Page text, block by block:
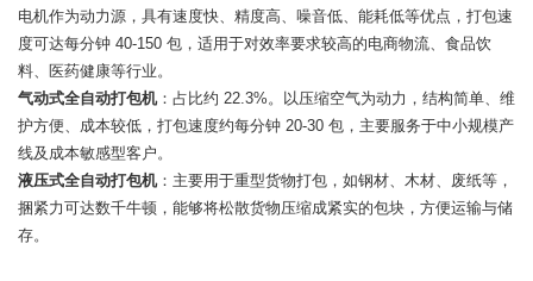
电机作为动力源，具有速度快、精度高、噪音低、能耗低等优点，打包速
度可达每分钟 40-150 包，适用于对效率要求较高的电商物流、食品饮
料、医药健康等行业。
气动式全自动打包机：占比约 22.3%。以压缩空气为动力，结构简单、维
护方便、成本较低，打包速度约每分钟 20-30 包，主要服务于中小规模产
线及成本敏感型客户。
液压式全自动打包机：主要用于重型货物打包，如钢材、木材、废纸等，
捆紧力可达数千牛顿，能够将松散货物压缩成紧实的包块，方便运输与储
存。